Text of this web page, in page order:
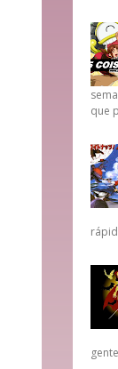
que